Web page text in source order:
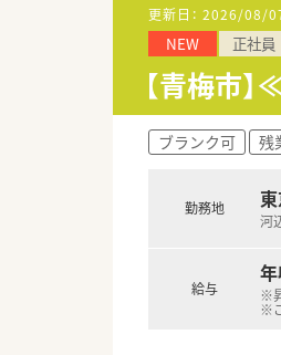
更新日： 2026/08/
NEW 正社員
【青梅市
ブランク可 残
勤務地
河
給与 ※
※